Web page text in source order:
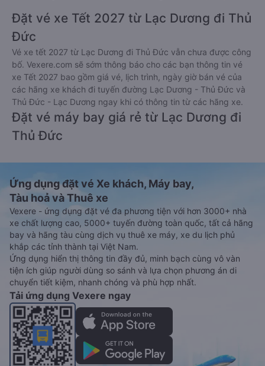
Đặt vé xe Tết 2027 từ Lạc Dương đi Thủ
Đức
Vé xe tết 2027 từ Lạc Dương đi Thủ Đức vẫn chưa được công
bố. Vexere.com sẽ sớm thông báo cho các bạn thông tin vé
xe Tết 2027 bao gồm giá vé, lịch trình, ngày giờ bán vé của
các hãng xe khách đi tuyến đường Lạc Dương - Thủ Đức và
Thủ Đức - Lạc Dương ngay khi có thông tin từ các hãng xe.
Đặt vé máy bay giá rẻ từ Lạc Dương đi
Thủ Đức
Ứng dụng đặt vé Xe khách, Máy bay,
Tàu hoả và Thuê xe
Vexere - ứng dụng đặt vé đa phương tiện với hơn 3000+ nhà
xe chất lượng cao, 5000+ tuyến đường toàn quốc, tất cả hãng
bay và hãng tàu cùng dịch vụ thuê xe máy, xe du lịch phủ
khắp các tỉnh thành tại Việt Nam.
Ứng dụng hiển thị thông tin đầy đủ, minh bạch cùng vô vàn
tiện ích giúp người dùng so sánh và lựa chọn phương án di
chuyển tiết kiệm, nhanh chóng và phù hợp nhất.
Tải ứng dụng Vexere ngay